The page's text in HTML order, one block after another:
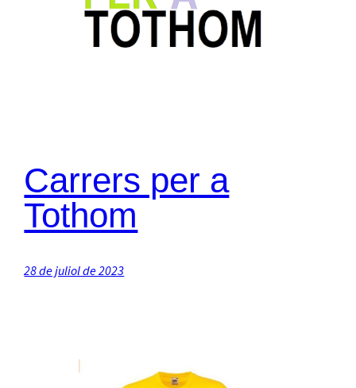
Carrers per a
Tothom
28 de juliol de 2023